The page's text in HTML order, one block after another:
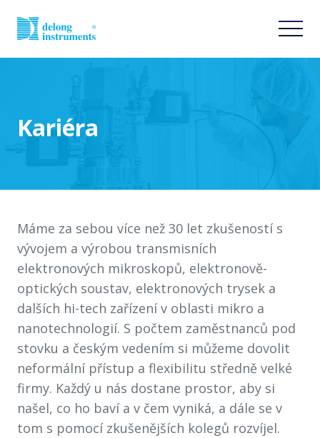
Kariéra
Máme za sebou více než 30 let zkušeností s
vývojem a výrobou transmisních
elektronových mikroskopů, elektronově-
optických soustav, elektronových trysek a
dalších hi-tech zařízení v oblasti mikro a
nanotechnologií. S počtem zaměstnanců pod
stovku a českým vedením si můžeme dovolit
neformální přístup a flexibilitu středně velké
firmy. Každý u nás dostane prostor, aby si
našel, co ho baví a v čem vyniká, a dále se v
tom s pomocí zkušenějších kolegů rozvíjel.